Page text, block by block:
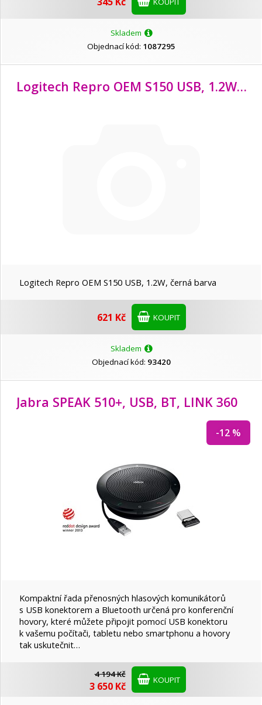
Skladem
Objednací kód: 1087295
Logitech Repro OEM S150 USB, 1.2W, černá barva
Logitech Repro OEM S150 USB, 1.2W, černá barva
621 Kč KOUPIT
Skladem
Objednací kód: 93420
Jabra SPEAK 510+, USB, BT, LINK 360
-12 %
Kompaktní řada přenosných hlasových komunikátorů
s USB konektorem a Bluetooth určená pro konferenční
hovory, které můžete připojit pomocí USB konektoru
k vašemu počítači, tabletu nebo smartphonu a hovory
tak uskutečnit…
4 194 Kč
3 650 Kč KOUPIT